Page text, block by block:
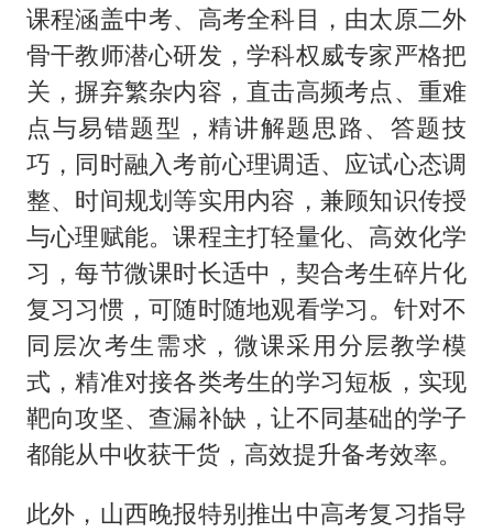
课程涵盖中考、高考全科目，由太原二外
骨干教师潜心研发，学科权威专家严格把
关，摒弃繁杂内容，直击高频考点、重难
点与易错题型，精讲解题思路、答题技
巧，同时融入考前心理调适、应试心态调
整、时间规划等实用内容，兼顾知识传授
与心理赋能。课程主打轻量化、高效化学
习，每节微课时长适中，契合考生碎片化
复习习惯，可随时随地观看学习。针对不
同层次考生需求，微课采用分层教学模
式，精准对接各类考生的学习短板，实现
靶向攻坚、查漏补缺，让不同基础的学子
都能从中收获干货，高效提升备考效率。
此外，山西晚报特别推出中高考复习指导